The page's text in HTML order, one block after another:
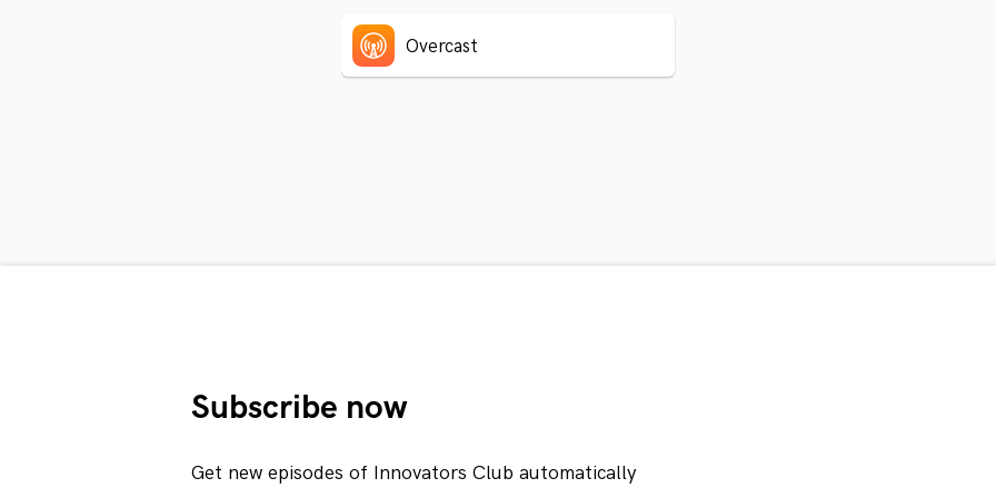
Overcast
Subscribe now
Get new episodes of Innovators Club automatically